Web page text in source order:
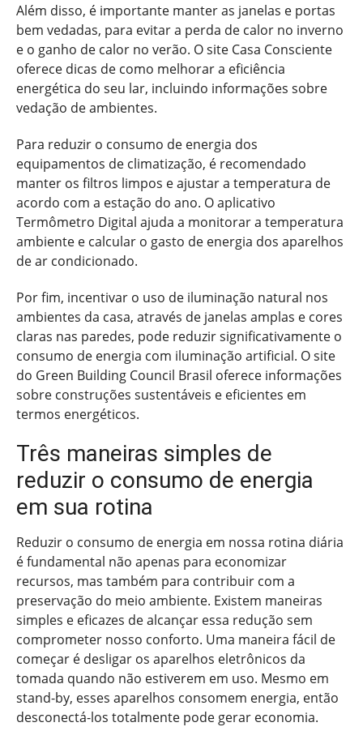
Além disso, é importante manter as janelas e portas
bem vedadas, para evitar a perda de calor no inverno
e o ganho de calor no verão. O site Casa Consciente
oferece dicas de como melhorar a eficiência
energética do seu lar, incluindo informações sobre
vedação de ambientes.
Para reduzir o consumo de energia dos
equipamentos de climatização, é recomendado
manter os filtros limpos e ajustar a temperatura de
acordo com a estação do ano. O aplicativo
Termômetro Digital ajuda a monitorar a temperatura
ambiente e calcular o gasto de energia dos aparelhos
de ar condicionado.
Por fim, incentivar o uso de iluminação natural nos
ambientes da casa, através de janelas amplas e cores
claras nas paredes, pode reduzir significativamente o
consumo de energia com iluminação artificial. O site
do Green Building Council Brasil oferece informações
sobre construções sustentáveis e eficientes em
termos energéticos.
Três maneiras simples de
reduzir o consumo de energia
em sua rotina
Reduzir o consumo de energia em nossa rotina diária
é fundamental não apenas para economizar
recursos, mas também para contribuir com a
preservação do meio ambiente. Existem maneiras
simples e eficazes de alcançar essa redução sem
comprometer nosso conforto. Uma maneira fácil de
começar é desligar os aparelhos eletrônicos da
tomada quando não estiverem em uso. Mesmo em
stand-by, esses aparelhos consomem energia, então
desconectá-los totalmente pode gerar economia.